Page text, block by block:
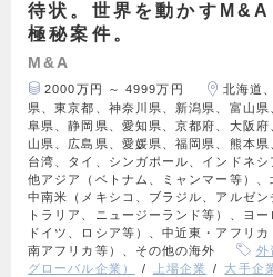
待状。世界を動かす
極秘案件。
M&A
2000万円 ～ 4999万円
北海道
県、東京都、神奈川県、新潟県、富山
阜県、静岡県、愛知県、京都府、大阪
山県、広島県、愛媛県、福岡県、熊本県
台湾、タイ、シンガポール、インドネ
他アジア（ベトナム、ミャンマー等）、
中南米（メキシコ、ブラジル、アルゼ
トラリア、ニュージーランド等）、ヨ
ドイツ、ロシア等）、中近東・アフリ
南アフリカ等）、その他の海外
外
グローバル企業）
上場企業 大手企